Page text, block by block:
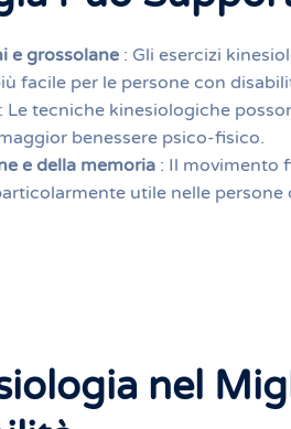
e grossolane : Gli esercizi
facile per le persone con
: Le tecniche kinesiologiche
benessere psico-fisico.
e della memoria : Il movimento
utile nelle
nel